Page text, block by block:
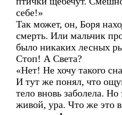
себе!»
Так может, он, Боря
смерть. Или мальчик
было никаких лесных
Стоп! А Света?
«Нет! Не хочу такого
И тут же понял, что
тело вновь заболела.
живой, ура. Что же это